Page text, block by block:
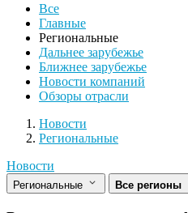
Все
Главные
Региональные
Дальнее зарубежье
Ближнее зарубежье
Новости компаний
Обзоры отрасли
Новости
Разделы
Новости
Региональные
Новости
Региональные Все регионы